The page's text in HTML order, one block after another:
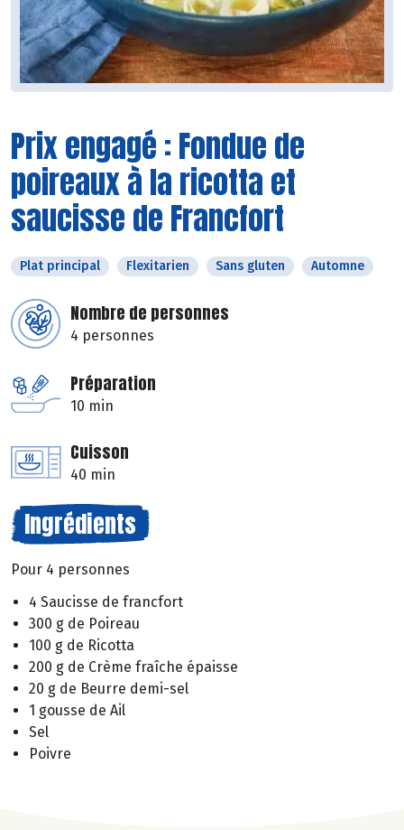
Prix engagé : Fondue de
poireaux à la ricotta et
saucisse de Francfort
Plat principal Flexitarien Sans gluten Automne
Nombre de personnes
4 personnes
Préparation
10 min
Cuisson
40 min
Ingrédients
Pour 4 personnes
4 Saucisse de francfort
300 g de Poireau
100 g de Ricotta
200 g de Crème fraîche épaisse
20 g de Beurre demi-sel
1 gousse de Ail
Sel
Poivre